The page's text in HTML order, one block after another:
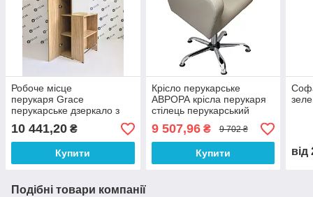
Робоче місце
перукаря Grace
перукарське дзеркало з
полицями VM704 Меблі
для перукарень
Barbershop
10 441,20 ₴
Купити
Крісло перукарське
АВРОРА крісла перукаря
стілець перукарський
крісла для перукарського
салону
9 507,96₴ 9 702 ₴
Купити від
Подібні товари компанії